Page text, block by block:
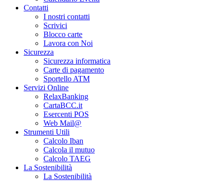
Contatti
I nostri contatti
Scrivici
Blocco carte
Lavora con Noi
Sicurezza
Sicurezza informatica
Carte di pagamento
Sportello ATM
Servizi Online
RelaxBanking
CartaBCC.it
Esercenti POS
Web Mail@
Strumenti Utili
Calcolo Iban
Calcola il mutuo
Calcolo TAEG
La Sostenibilità
La Sostenibilità